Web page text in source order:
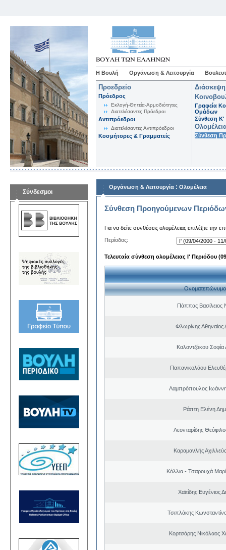
Η Βουλή Οργάνωση & Λειτουργία
Προεδρείο
Πρόεδρος
Εκλογή-Θητεία-Αρμοδιότητες
Διατελέσαντες Πρόεδροι
Αντιπρόεδροι
Διατελέσαντες Αντιπρόεδροι
Κοσμήτορες & Γραμματείς
Γραφεία
Ομάδων
Σύνθεση K'
Σύνθεση
Σύνδεσμοι
Οργάνωση & Λειτουργία : Ολομέλεια
Σύνθεση Προηγούμενων
Για να δείτε συνθέσεις ολομέλειας επιλέξτε την
Περίοδος:
Τελευταία σύνθεση ολομέλειας Ι' Περιόδου
Ονοματεπώνυμο
Πάππας Βασίλειος
Φλωρίνης Αθηναίος
Καλαντζάκου Σοφία
Παπανικολάου
Λαμπρόπουλος
Ράπτη Ελένη
Λεονταρίδης
Καραμανλής
Κόλλια - Τσαρουχά
Χαϊτίδης Ευγένιος
Τσιπλάκης
Κορτσάρης Νικόλαος